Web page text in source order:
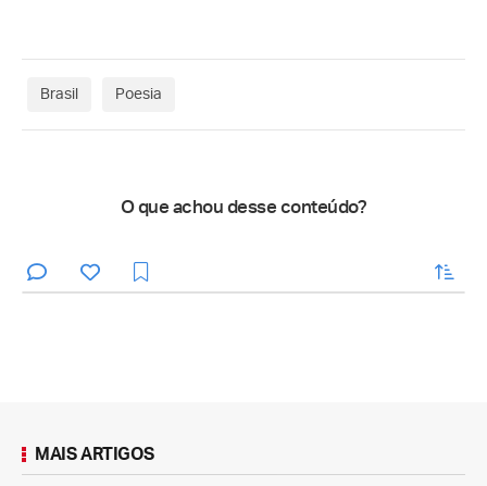
Brasil Poesia
O que achou desse conteúdo?
enviar
MAIS ARTIGOS